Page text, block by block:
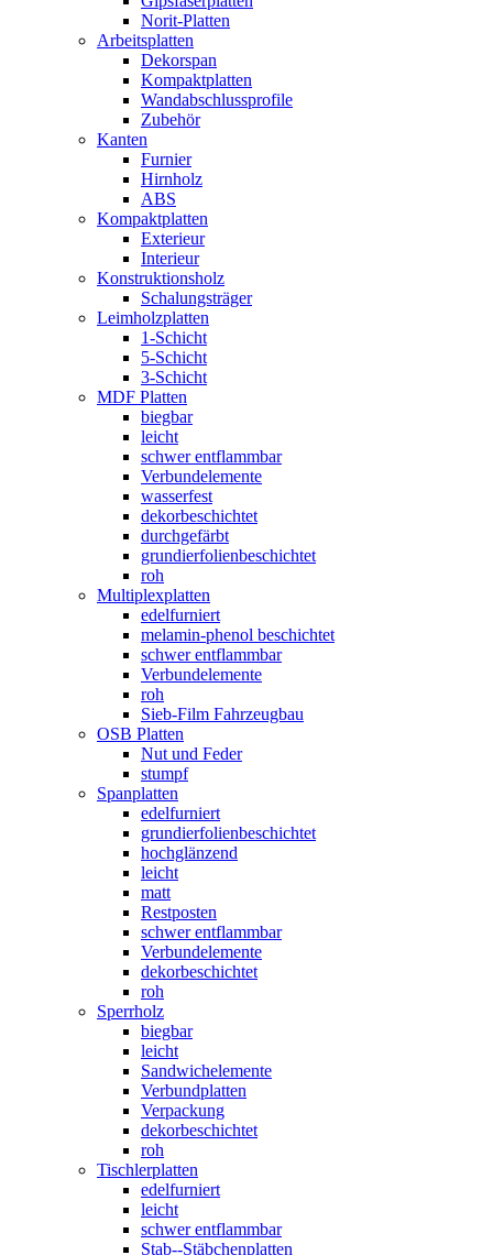
Norit-Platten
Arbeitsplatten
Dekorspan
Kompaktplatten
Wandabschlussprofile
Zubehör
Kanten
Furnier
Hirnholz
ABS
Kompaktplatten
Exterieur
Interieur
Konstruktionsholz
Schalungsträger
Leimholzplatten
1-Schicht
5-Schicht
3-Schicht
MDF Platten
biegbar
leicht
schwer entflammbar
Verbundelemente
wasserfest
dekorbeschichtet
durchgefärbt
grundierfolienbeschichtet
roh
Multiplexplatten
edelfurniert
melamin-phenol beschichtet
schwer entflammbar
Verbundelemente
roh
Sieb-Film Fahrzeugbau
OSB Platten
Nut und Feder
stumpf
Spanplatten
edelfurniert
grundierfolienbeschichtet
hochglänzend
leicht
matt
Restposten
schwer entflammbar
Verbundelemente
dekorbeschichtet
roh
Sperrholz
biegbar
leicht
Sandwichelemente
Verbundplatten
Verpackung
dekorbeschichtet
roh
Tischlerplatten
edelfurniert
leicht
schwer entflammbar
Stab--Stäbchenplatten